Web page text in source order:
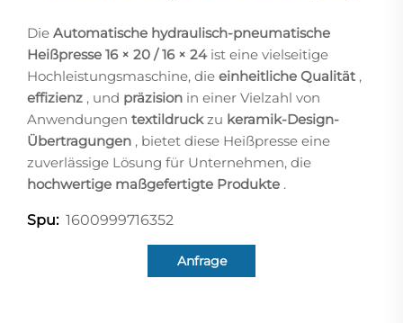
Die Automatische hydraulisch-pneumatische
Heißpresse 16 × 20 / 16 × 24 ist eine vielseitige
Hochleistungsmaschine, die einheitliche Qualität ,
effizienz , und präzision in einer Vielzahl von
Anwendungen textildruckzu keramik-Design-
Übertragungen , bietet diese Heißpresse eine
zuverlässige Lösung für Unternehmen, die
hochwertige maßgefertigte Produkte .
Spu: 1600999716352
Anfrage